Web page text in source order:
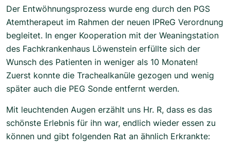
Der Entwöhnungsprozess wurde eng durch den PGS
Atemtherapeut im Rahmen der neuen IPReG Verordnung
begleitet. In enger Kooperation mit der Weaningstation
des Fachkrankenhaus Löwenstein erfüllte sich der
Wunsch des Patienten in weniger als 10 Monaten!
Zuerst konnte die Trachealkanüle gezogen und wenig
später auch die PEG Sonde entfernt werden.
Mit leuchtenden Augen erzählt uns Hr. R, dass es das
schönste Erlebnis für ihn war, endlich wieder essen zu
können und gibt folgenden Rat an ähnlich Erkrankte: